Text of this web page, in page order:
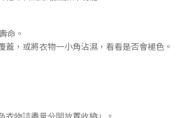
命。
蓋，或將衣物一小角沾濕，看看是否會褪色 。